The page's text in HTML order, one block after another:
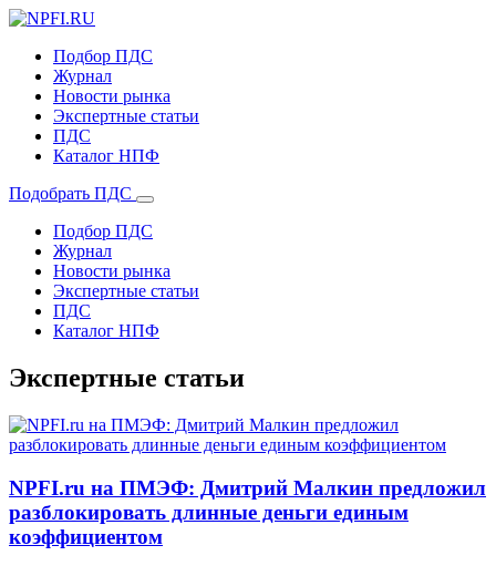
Подбор ПДС
Журнал
Новости рынка
Экспертные статьи
ПДС
Каталог НПФ
Подобрать ПДС
Подбор ПДС
Журнал
Новости рынка
Экспертные статьи
ПДС
Каталог НПФ
Экспертные статьи
NPFI.ru на ПМЭФ: Дмитрий Малкин предложил
разблокировать длинные деньги единым
коэффициентом